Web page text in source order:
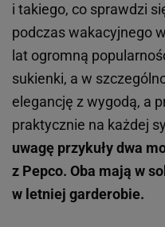
i takiego, co sprawdzi
podczas wakacyjnego
lat ogromną
sukienki, a w
elegancję z wygodą, a
praktycznie na każdej
uwagę przykuły dwa
z Pepco. Oba mają w
w letniej garderobie.